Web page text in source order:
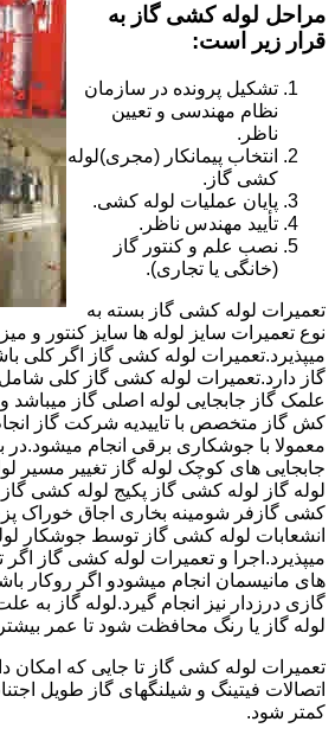
مراحل لوله کشی گاز به
قرار زیر است:
تشکیل پرونده در سازمان
نظام مهندسی و تعیین
ناظر.
انتخاب پیمانکار (مجری)لوله
کشی گاز.
پایان عملیات لوله کشی.
تأیید مهندس ناظر.
نصب علم و کنتور گاز
(خانگی یا تجاری).
تعمیرات لوله کشی گاز بسته به
نوع تعمیرات سایز لوله ها سایز کنتور و
میپذیرد.تعمیرات لوله کشی گاز اگر کلی
گاز دارد.تعمیرات لوله کشی گاز کلی شامل
علمک گاز جابجایی لوله اصلی گاز میباشد
کش گاز متخصص با تاییدیه شرکت گاز
معمولا با جوشکاری برقی انجام
جابجایی های کوچک لوله گاز تغییر مسیر
لوله گاز لوله کشی گاز پکیج لوله کشی
کشی گازفر شومینه بخاری اجاق خوراک پزی
انشعابات لوله کشی گاز توسط جوشکار
میپذیرد.اجرا و تعمیرات لوله کشی گاز اگر
های مانیسمان انجام میشودو اگر روکار
گازی درزدار نیز انجام گیرد.لوله گاز به علت
لوله گاز یا رنگ محافظت شود تا عمر
تعمیرات لوله کشی گاز تا جایی که امکان
اتصالات فیتینگ و شیلنگهای گاز طویل
کمتر شود.